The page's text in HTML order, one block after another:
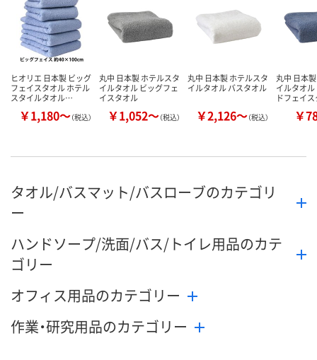
ヒオリエ 日本製 ビッグ
フェイスタオル ホテル
スタイルタオル…
￥1,180～（税込）
丸中 日本製 ホテルスタ
イルタオル ビッグフェ
イスタオル
￥1,052～（税込）
丸中 日本製 ホテルスタ
イルタオル バスタオル
￥2,126～（税込）
丸中 日本
イルタオ
ドフェイ
￥
タオル/バスマット/バスローブのカテゴリ
ー
ハンドソープ/洗面/バス/トイレ用品のカテ
ゴリー
オフィス用品のカテゴリー
作業・研究用品のカテゴリー